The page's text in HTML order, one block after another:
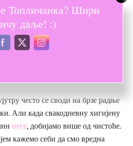
је знак поштовања према себи.
у покрету, али смо
када свесно бирамо шта ће нам
дана.
често се своди на брзе радње
Али када свакодневну хигијену
неге, добијамо више од чистоће.
кажемо себи да смо вредна
Топличанка? Шири
даље! :)